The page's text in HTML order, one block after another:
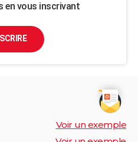
en vous inscrivant
Voir un exemple